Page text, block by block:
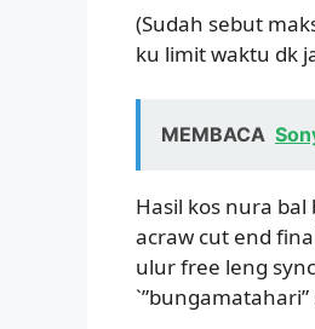
(Sudah sebut
ku limit waktu dk
MEMBACA
Hasil kos nura
acraw cut end
ulur free leng